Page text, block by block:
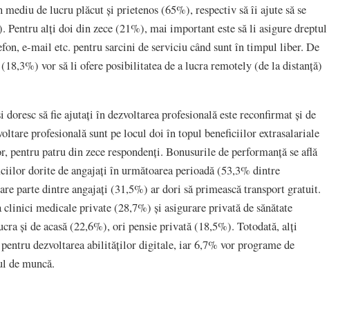
de lucru plăcut și prietenos (65%), respectiv să îi ajute să se
Pentru alți doi din zece (21%), mai important este să li asigure dreptul
e-mail etc. pentru sarcini de serviciu când sunt în timpul liber. De
(18,3%) vor să li ofere posibilitatea de a lucra remotely (de la distanță)
să fie ajutați în dezvoltarea profesională este reconfirmat și de
profesională sunt pe locul doi în topul beneficiilor extrasalariale
pentru patru din zece respondenți. Bonusurile de performanță se află
dorite de angajați în următoarea perioadă (53,3% dintre
parte dintre angajați (31,5%) ar dori să primească transport gratuit.
clinici medicale private (28,7%) și asigurare privată de sănătate
și de acasă (22,6%), ori pensie privată (18,5%). Totodată, alți
dezvoltarea abilităților digitale, iar 6,7% vor programe de
de muncă.